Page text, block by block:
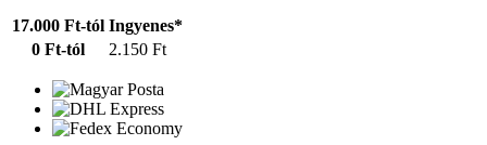
17.000 Ft-tól Ingyenes*
0 Ft-tól
2.150 Ft